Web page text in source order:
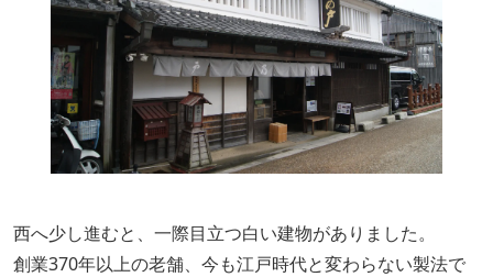
西へ少し進むと、一際目立つ白い建物がありました。
創業370年以上の老舗、今も江戸時代と変わらない製法で